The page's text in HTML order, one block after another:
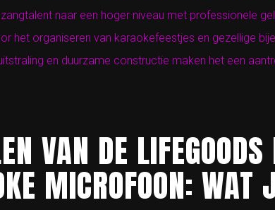
naar een hoger niveau met professionele
het organiseren van karaokefeestjes en gezellige
en duurzame constructie maken het een
VAN DE LIFEGOODS
MICROFOON: WAT